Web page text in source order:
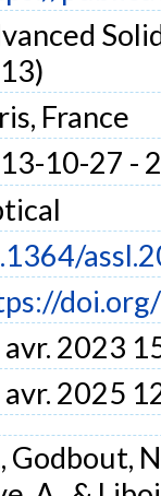
France
10-27 -
avr. 2023
2025
Godbout,